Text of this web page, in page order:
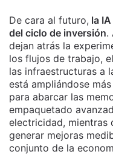
De cara al futuro, la
del ciclo de inversión.
dejan atrás la
los flujos de trabajo,
las infraestructuras a
está ampliándose
para abarcar las
empaquetado
electricidad, mientras
generar mejoras
conjunto de la